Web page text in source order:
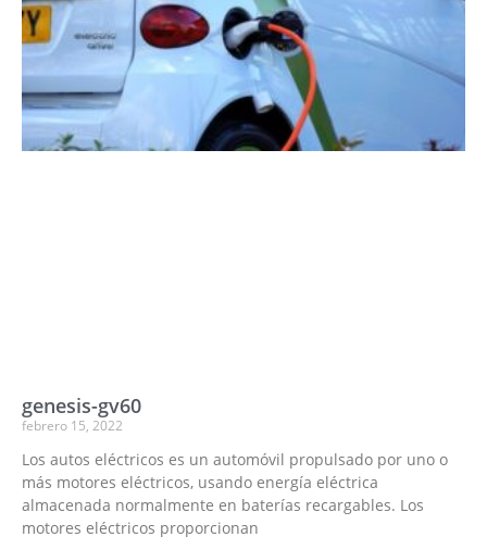
genesis-gv60
febrero 15, 2022
Los autos eléctricos es un automóvil propulsado por uno o
más motores eléctricos, usando energía eléctrica
almacenada normalmente en baterías recargables. Los
motores eléctricos proporcionan